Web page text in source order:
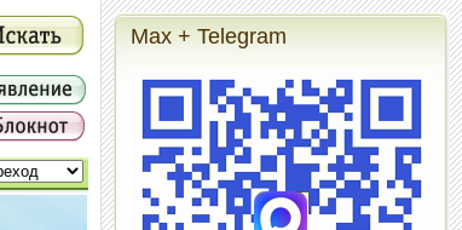
Max + Telegram